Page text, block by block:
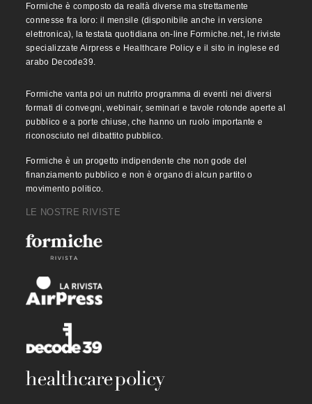
Formiche è composto da realtà diverse ma strettamente
connesse fra loro: il mensile (disponibile anche in versione
elettronica), la testata quotidiana on-line Formiche.net, le riviste
specializzate Airpress e Healthcare Policy e il sito in inglese ed
arabo Decode39.
Formiche vanta poi un nutrito programma di eventi nei diversi
formati di convegni, webinair, seminari e tavole rotonde aperte al
pubblico e a porte chiuse, che hanno un ruolo importante e
riconosciuto nel dibattito pubblico.
Formiche è un progetto indipendente che non gode del
finanziamento pubblico e non è organo di alcun partito o
movimento politico.
LE NOSTRE RIVISTE